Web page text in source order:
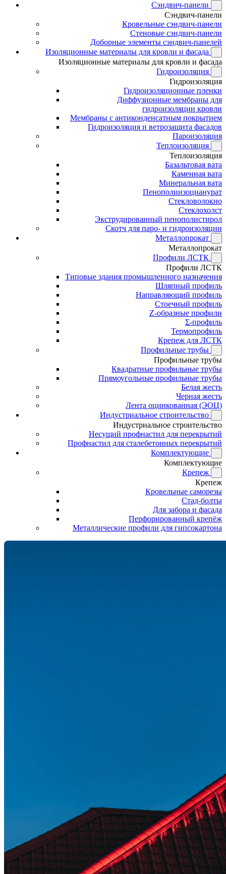
Сэндвич-панели
Сэндвич-панели
Кровельные сэндвич-панели
Стеновые сэндвич-панели
Доборные элементы сэндвич-панелей
Изоляционные материалы для кровли и фасада
Изоляционные материалы для кровли и фасада
Гидроизоляция
Гидроизоляция
Гидроизоляционные пленки
Диффузионные мембраны для
гидроизоляции кровли
Мембраны с антиконденсатным покрытием
Гидроизоляция и ветрозащита фасадов
Пароизоляция
Теплоизоляция
Теплоизоляция
Базальтовая вата
Каменная вата
Минеральная вата
Пенополиизоцианурат
Стекловолокно
Стеклохолст
Экструдированный пенополистирол
Скотч для паро- и гидроизоляции
Металлопрокат
Металлопрокат
Профили ЛСТК
Профили ЛСТК
Типовые здания промышленного назначения
Шляпный профиль
Направляющий профиль
Стоечный профиль
Z-образные профили
Σ-профиль
Термопрофиль
Крепеж для ЛСТК
Профильные трубы
Профильные трубы
Квадратные профильные трубы
Прямоугольные профильные трубы
Белая жесть
Черная жесть
Лента оцинкованная (ЭОЦ)
Индустриальное строительство
Индустриальное строительство
Несущий профнастил для перекрытий
Профнастил для сталебетонных перекрытий
Комплектующие
Комплектующие
Крепеж
Крепеж
Кровельные саморезы
Стад-болты
Для забора и фасада
Перфорированный крепёж
Металлические профили для гипсокартона